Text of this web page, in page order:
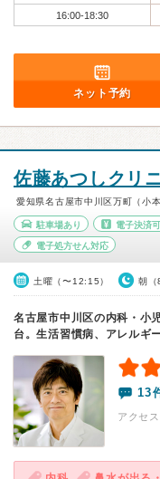
16:00-18:30
ネット予約
佐藤あつしクリ
愛知県名古屋市中川区万町（小
駐車場あり 電子決済可
電子処方せん対応
土曜（〜12:15） 朝（
名古屋市中川区の内科・小
台。生活習慣病、アレルギ
13
アクセ